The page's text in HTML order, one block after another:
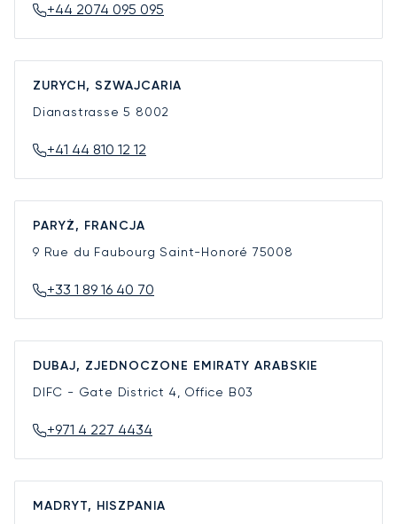
+44 2074 095 095
ZURYCH, SZWAJCARIA
Dianastrasse 5 8002
+41 44 810 12 12
PARYŻ, FRANCJA
9 Rue du Faubourg Saint-Honoré 75008
+33 1 89 16 40 70
DUBAJ, ZJEDNOCZONE EMIRATY ARABSKIE
DIFC - Gate District 4, Office B03
+971 4 227 4434
MADRYT, HISZPANIA